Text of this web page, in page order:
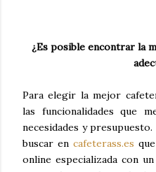
¿Es posible encontrar la
Para elegir la mejor
las funcionalidades que
necesidades y
buscar en cafeterass.es que
online especializada con